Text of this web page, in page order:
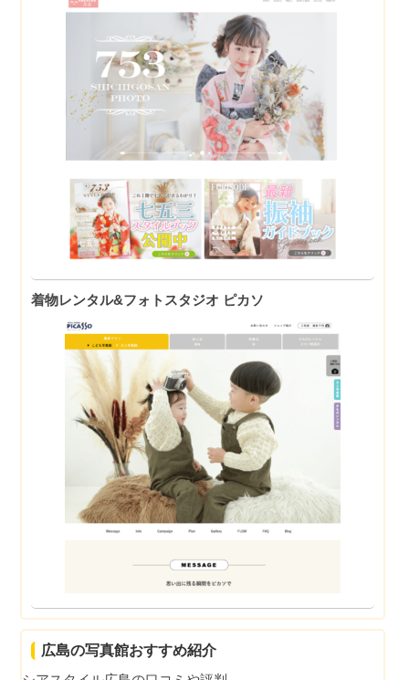
着物レンタル&フォトスタジオ ピカソ
広島の写真館おすすめ紹介